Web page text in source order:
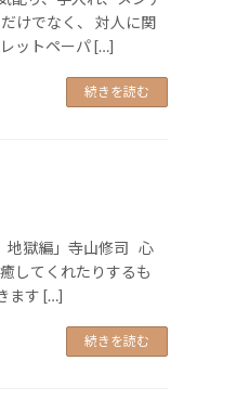
けでなく、 対人に関
ットペーパ […]
続きを読む
地獄編」寺山修司 心
してくれたりするも
ます […]
続きを読む